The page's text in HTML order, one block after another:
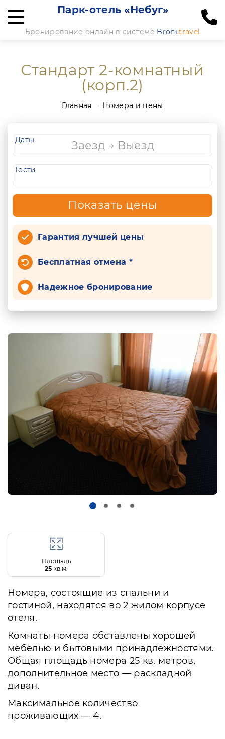
Парк-отель «Небуг»
Бронирование онлайн в системе Broni.travel
Стандарт 2-комнатный
(корп.2)
Главная Номера и цены
Даты
Гости
Показать цены
Гарантия лучшей цены
Бесплатная отмена *
Надежное бронирование
Площадь
25 кв.м.
Номера, состоящие из спальни и
гостиной, находятся во 2 жилом корпусе
отеля.
Комнаты номера обставлены хорошей
мебелью и бытовыми принадлежностями.
Общая площадь номера 25 кв. метров,
дополнительное место — раскладной
диван.
Максимальное количество
проживающих — 4.